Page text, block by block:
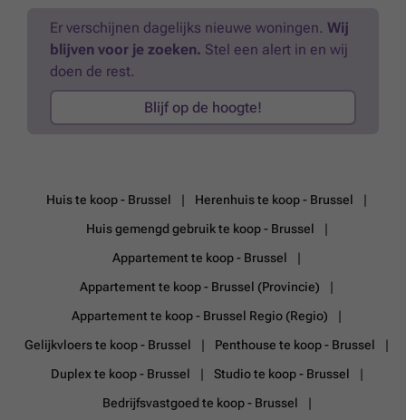
Er verschijnen dagelijks nieuwe woningen. Wij
blijven voor je zoeken. Stel een alert in en wij
doen de rest.
Blijf op de hoogte!
Huis te koop - Brussel
Herenhuis te koop - Brussel
Huis gemengd gebruik te koop - Brussel
Appartement te koop - Brussel
Appartement te koop - Brussel (Provincie)
Appartement te koop - Brussel Regio (Regio)
Gelijkvloers te koop - Brussel
Penthouse te koop - Brussel
Duplex te koop - Brussel
Studio te koop - Brussel
Bedrijfsvastgoed te koop - Brussel